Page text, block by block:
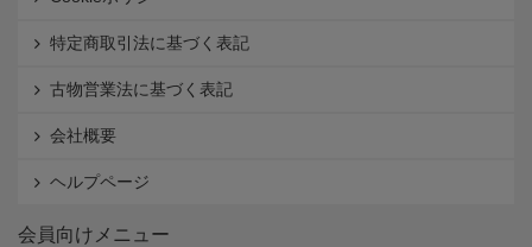
特定商取引法に基づく表記
古物営業法に基づく表記
会社概要
ヘルプページ
会員向けメニュー